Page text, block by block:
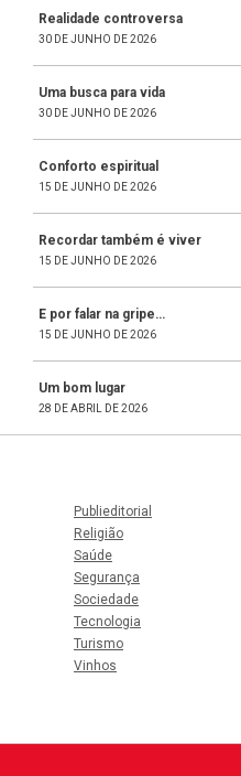
Realidade controversa
30 DE JUNHO DE 2026
Uma busca para vida
30 DE JUNHO DE 2026
Conforto espiritual
15 DE JUNHO DE 2026
Recordar também é viver
15 DE JUNHO DE 2026
E por falar na gripe…
15 DE JUNHO DE 2026
Um bom lugar
28 DE ABRIL DE 2026
Publieditorial
Religião
Saúde
Segurança
Sociedade
Tecnologia
Turismo
Vinhos